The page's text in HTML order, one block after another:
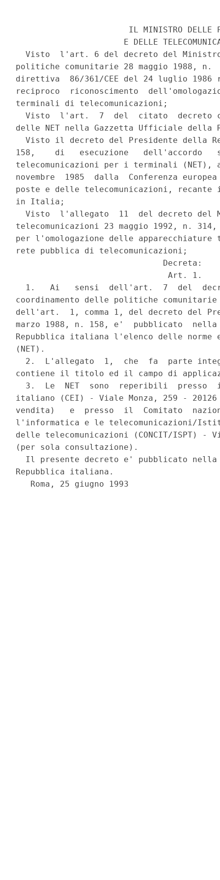
IL MINISTRO DELLE
E DELLE
Visto  l'art. 6 del decreto del
politiche comunitarie 28 maggio 1988,
direttiva  86/361/CEE del 24 luglio
reciproco  riconoscimento
terminali di telecomunicazioni;
Visto  l'art.  7  del  citato  decreto
delle NET nella Gazzetta Ufficiale della
Visto il decreto del Presidente della
158,    di   esecuzione   dell'accordo
telecomunicazioni per i terminali (NET),
novembre  1985  dalla  Conferenza
poste e delle telecomunicazioni, recante
in Italia;
Visto  l'allegato  11  del decreto del
telecomunicazioni 23 maggio 1992, n.
per l'omologazione delle
rete pubblica di telecomunicazioni;
                              Decreta:
                               Art. 1.
1.   Ai   sensi  dell'art.  7  del
coordinamento delle politiche
dell'art.  1, comma 1, del decreto del
marzo 1988, n. 158, e'  pubblicato
Repubblica italiana l'elenco delle norme
(NET).
2.  L'allegato  1,  che  fa  parte
contiene il titolo ed il campo di
3.  Le  NET  sono  reperibili  presso
italiano (CEI) - Viale Monza, 259 -
vendita)   e  presso  il  Comitato
l'informatica e le telecomunicazioni/
delle telecomunicazioni (CONCIT/ISPT) -
(per sola consultazione).
Il presente decreto e' pubblicato
Repubblica italiana.
   Roma, 25 giugno 1993